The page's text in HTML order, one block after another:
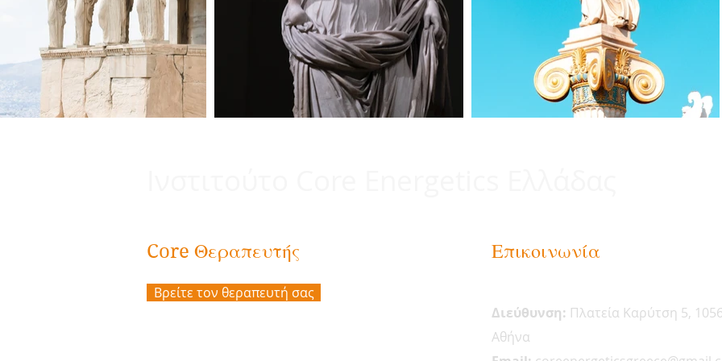
Core Θεραπευτής
Βρείτε τον θεραπευτή σας
Επικοινωνία
Διεύθυνση: Πλατεία Καρύτση 5,
Αθήνα